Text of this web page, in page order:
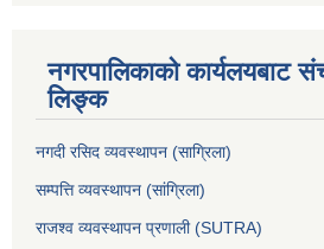
नगरपालिकाको कार्यलयबाट
लिङ्क
नगदी रसिद व्यवस्थापन (साग्रिला)
सम्पत्ति व्यवस्थापन (सांग्रिला)
राजश्व व्यवस्थापन प्रणाली (SUTRA)